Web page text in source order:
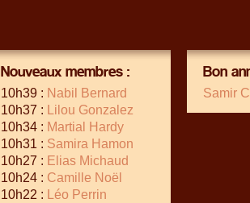
Nouveaux membres :
10h39 : Nabil Bernard
10h37 :
Lilou Gonzalez
10h34 : Martial Hardy
10h31 : Samira Hamon
10h27 : Elias Michaud
10h24 : Camille Noël
10h22 :
Léo Perrin
Bon
Samir